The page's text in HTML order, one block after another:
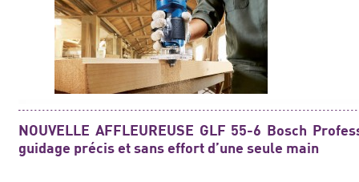
NOUVELLE AFFLEUREUSE GLF 55-6 Bosch
guidage précis et sans effort d’une seule main